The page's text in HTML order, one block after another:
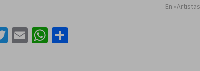
En
Twitter
EmailWhatsApp